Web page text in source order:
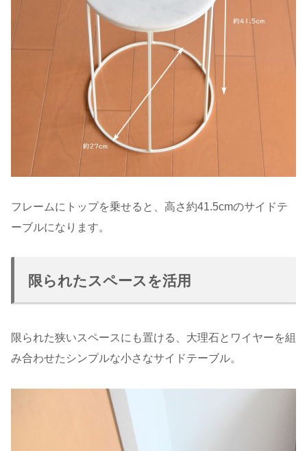
フレームにトップを乗せると、高さ約41.5cmのサイドテ
ーブルになります。
限られたスペースを活用
限られた狭いスペースにも置ける、大理石とワイヤーを組
み合わせたシンプルな小さなサイドテーブル。